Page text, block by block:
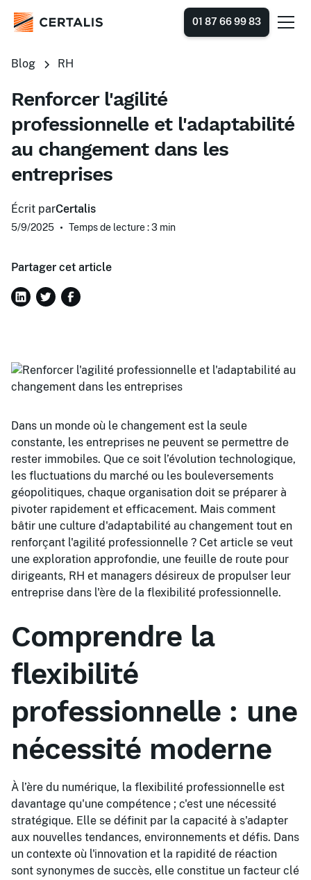
01 87 66 99 83
Blog RH
Renforcer l'agilité
professionnelle et l'adaptabilité
au changement dans les
entreprises
Écrit parCertalis
5/9/2025 • Temps de lecture : 3 min
Partager cet article
Dans un monde où le changement est la seule
constante, les entreprises ne peuvent se permettre de
rester immobiles. Que ce soit l’évolution technologique,
les fluctuations du marché ou les bouleversements
géopolitiques, chaque organisation doit se préparer à
pivoter rapidement et efficacement. Mais comment
bâtir une culture d'adaptabilité au changement tout en
renforçant l'agilité professionnelle ? Cet article se veut
une exploration approfondie, une feuille de route pour
dirigeants, RH et managers désireux de propulser leur
entreprise dans l'ère de la flexibilité professionnelle.
Comprendre la
flexibilité
professionnelle : une
nécessité moderne
À l’ère du numérique, la flexibilité professionnelle est
davantage qu'une compétence ; c'est une nécessité
stratégique. Elle se définit par la capacité à s'adapter
aux nouvelles tendances, environnements et défis. Dans
un contexte où l'innovation et la rapidité de réaction
sont synonymes de succès, elle constitue un facteur clé